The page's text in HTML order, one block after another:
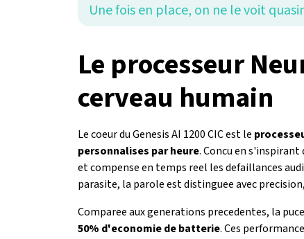
Une fois en place, on ne le voit
Le processeur
cerveau humain
Le coeur du Genesis AI 1200 CIC est le
personnalises par heure. Concu en
et compense en temps reel les defaillances
parasite, la parole est distinguee avec
Comparee aux generations precedentes, la
50% d'economie de batterie. Ces